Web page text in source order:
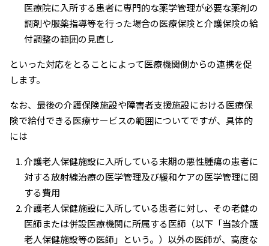
医療院に入所する患者に専門的な薬学管理が必要な薬剤の
調剤や服薬指導等を行った場合の医療保険と介護保険の給
付調整の範囲の見直し
といった対応をとることによって医療機関側からの連携を促
します。
なお、最後の介護保険施設や障害者支援施設における医療保
険で給付できる医療サービスの範囲についてですが、具体的
には
介護老人保健施設に入所している末期の悪性腫瘍の患者に
対する放射線治療の医学管理及び緩和ケアの医学管理に関
する費用
介護老人保健施設に入所している患者に対し、その老健の
医師または併設医療機関に所属する医師（以下「当該介護
老人保健施設等の医師」という。）以外の医師が、高度な